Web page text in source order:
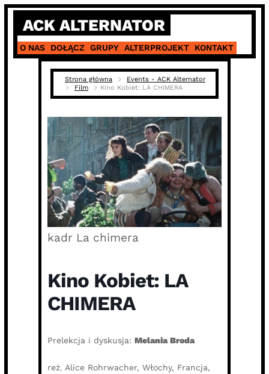
Skip
content
ACK ALTERNATOR
O NAS DOŁĄCZ GRUPY ALTERPROJEKT KONTAKT
Strona główna
Events - ACK Alternator
Film
Kino Kobiet: LA CHIMERA
kadr La chimera
Kino Kobiet: LA
CHIMERA
Prelekcja i dyskusja: Melania Broda
reż. Alice Rohrwacher, Włochy, Francja,